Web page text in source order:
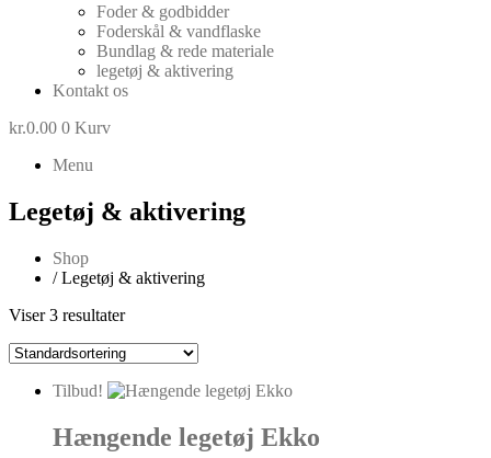
Foder & godbidder
Foderskål & vandflaske
Bundlag & rede materiale
legetøj & aktivering
Kontakt os
kr.0.00 0 Kurv
Menu
Legetøj & aktivering
Shop
/ Legetøj & aktivering
Viser 3 resultater
Tilbud!
Hængende legetøj Ekko